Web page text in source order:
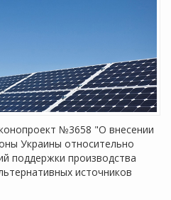
№3658 "О внесении
Украины относительно
поддержки производства
источников